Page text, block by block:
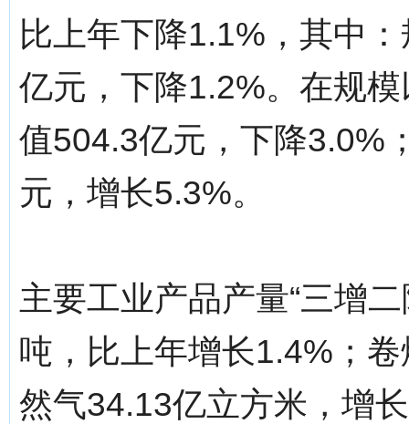
比上年下降1.1%，其中
亿元，下降1.2%。在规
值504.3亿元，下降3.0%
元，增长5.3%。
主要工业产品产量“三增
吨，比上年增长1.4%；
然气34.13亿立方米，增